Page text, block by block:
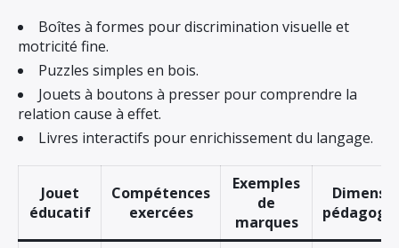
Boîtes à formes pour discrimination visuelle et
motricité fine.
Puzzles simples en bois.
Jouets à boutons à presser pour comprendre la
relation cause à effet.
Livres interactifs pour enrichissement du langage.
Jouet
éducatif
Compétences
exercées
Exemples
de
marques